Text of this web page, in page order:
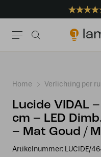
Home Verlichting per
Lucide VIDAL
cm – LED
– Mat Goud /
Artikelnummer: LUCIDE/